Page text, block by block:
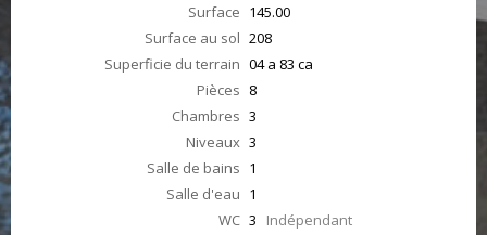
Surface 145.00
Surface au sol 208
Superficie du terrain 04 a 83 ca
Pièces 8
Chambres 3
Niveaux 3
Salle de bains 1
Salle d'eau 1
WC 3 Indépendant